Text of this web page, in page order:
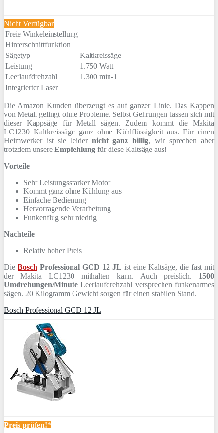
Nicht Verfügbar
Freie Winkeleinstellung
Hinterschnittfunktion
Sägetyp
Kaltkreissäge
Leistung
1.750 Watt
Leerlaufdrehzahl
1.300 min-1
Integrierter Laser
Die Amazon Kunden überzeugt es auf ganzer Linie. Das Kappen
von Metall gelingt ohne Probleme. Selbst Gehrungen lassen sich mit
dieser Kappsäge für Metall sägen. Zudem kommt die Makita
LC1230 Kaltkreissäge ganz ohne Kühlflüssigkeit aus. Für einen
Heimwerker ist sie leider nicht ganz billig, wir sprechen aber
trotzdem unsere Empfehlung für diese Kaltsäge aus!
Vorteile
Sehr Leistungsstarker Motor
Kommt ganz ohne Kühlung aus
Einfache Bedienung
Hervorragende Verarbeitung
Funkenflug sehr niedrig
Nachteile
Relativ hoher Preis
Die Bosch Professional GCD 12 JL ist eine Kaltsäge, die fast mit
der Makita LC1230 mithalten kann. Auch preislich. 1500
Umdrehungen/Minute Leerlaufdrehzahl versprechen funkenarmes
sägen. 20 Kilogramm Gewicht sorgen für einen stabilen Stand.
Bosch Professional GCD 12 JL
Preis prüfen!*